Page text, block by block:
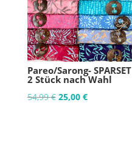
Pareo/Sarong- SPARSET
2 Stück nach Wahl
54,99€ Ursprünglicher
25,00 €Aktueller